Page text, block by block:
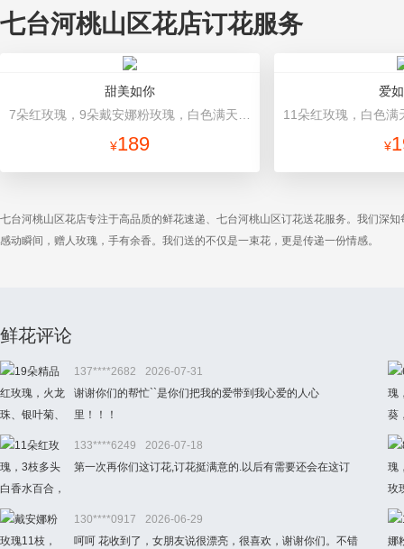
七台河桃山区花店订花服务
甜美如你
¥189
爱
¥
七台河桃山区花店专注于高品质的鲜花速递、七台河桃山区订花送花服务。我们深
感动瞬间，赠人玫瑰，手有余香。我们送的不仅是一束花，更是传递一份情感。
鲜花评论
137****2682
2026-07-31
谢谢你们的帮忙``是你们把我的爱带到我心爱的人心
里！！！
133****6249
2026-07-18
第一次再你们这订花,订花挺满意的.以后有需要还会在这订
130****0917
2026-06-29
呵呵 花收到了，女朋友说很漂亮，很喜欢，谢谢你们。不错